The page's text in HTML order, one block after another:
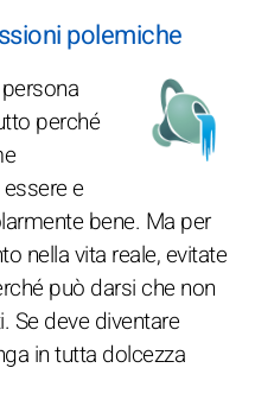
polemiche
perché
e
bene. Ma per
nella vita reale, evitate
può darsi che non
Se deve diventare
in tutta dolcezza